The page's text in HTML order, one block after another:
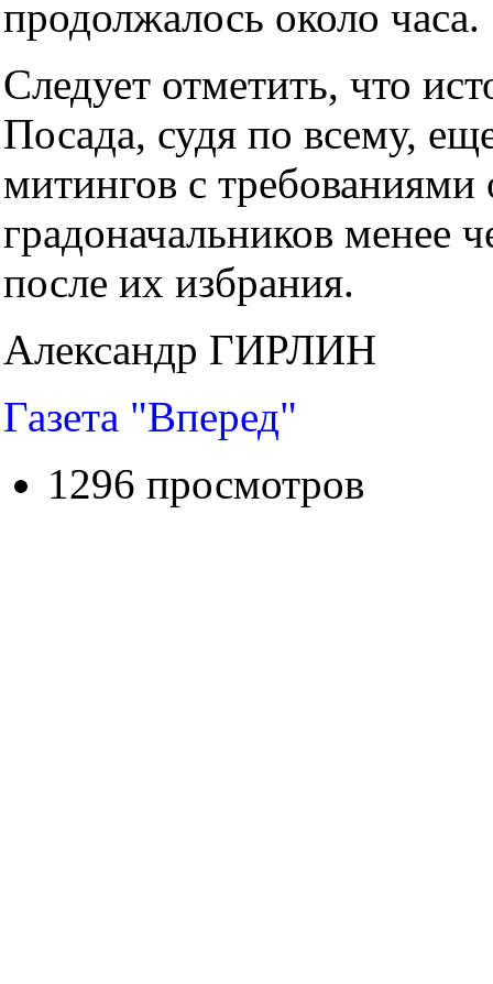
продолжалось около часа.
Следует отметить, что
Посада, судя по всему,
митингов с требованиями
градоначальников менее
после их избрания.
Александр ГИРЛИН
Газета "Вперед"
1296 просмотров